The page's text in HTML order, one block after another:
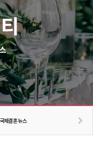
국제결혼 뉴스